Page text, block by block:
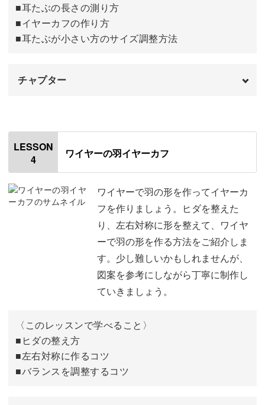
■耳たぶの長さの測り方
■イヤーカフの作り方
■耳たぶが小さい方のサイズ調整方法
チャプター
はじめに
イヤーカフのつけ方
使用材料・道具 02:47
04:56
05:37
ワイヤーに印をつける 05:59
渦巻きをつくる
耳をはさむ部分をつくる
おわりに
LESSON
4
ワイヤーの羽イヤーカフ
ワイヤーで羽の形を作ってイヤーカ
フを作りましょう。ヒダを整えた
り、左右対称に形を整えて、ワイヤ
ーで羽の形を作る方法をご紹介しま
す。少し難しいかもしれませんが、
図案を参考にしながら丁寧に制作し
ていきましょう。
〈このレッスンで学べること〉
■ヒダの整え方
■左右対称に作るコツ
■バランスを調整するコツ